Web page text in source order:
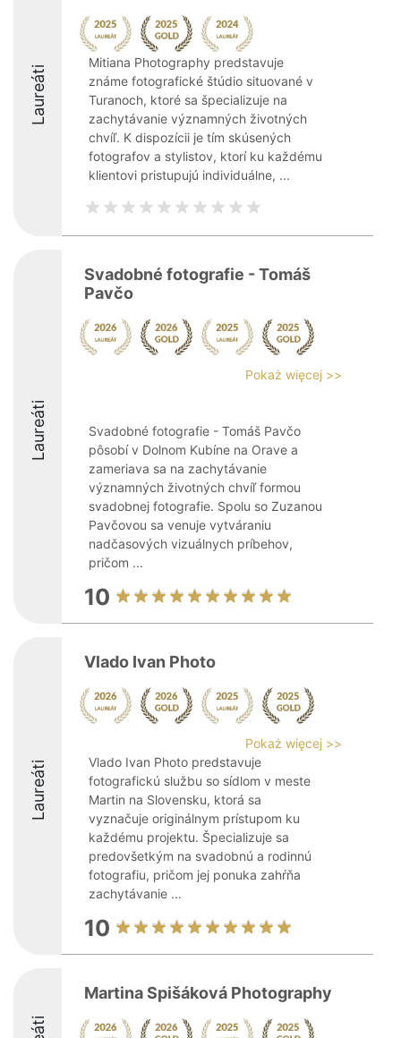
Laureáti
Mitiana Photography predstavuje
známe fotografické štúdio situované v
Turanoch, ktoré sa špecializuje na
zachytávanie významných životných
chvíľ. K dispozícii je tím skúsených
fotografov a stylistov, ktorí ku každému
klientovi pristupujú individuálne, ...
Laureáti
Svadobné fotografie - Tomáš
Pavčo
Pokaż więcej >>
Svadobné fotografie - Tomáš Pavčo
pôsobí v Dolnom Kubíne na Orave a
zameriava sa na zachytávanie
významných životných chvíľ formou
svadobnej fotografie. Spolu so Zuzanou
Pavčovou sa venuje vytváraniu
nadčasových vizuálnych príbehov,
pričom ...
10
Laureáti
Vlado Ivan Photo
Pokaż więcej >>
Vlado Ivan Photo predstavuje
fotografickú službu so sídlom v meste
Martin na Slovensku, ktorá sa
vyznačuje originálnym prístupom ku
každému projektu. Špecializuje sa
predovšetkým na svadobnú a rodinnú
fotografiu, pričom jej ponuka zahŕňa
zachytávanie ...
10
Martina Spišáková Photography